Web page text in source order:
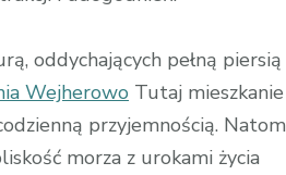
oddychających pełną
Wejherowo Tutaj mieszkanie
przyjemnością.
morza z urokami życia